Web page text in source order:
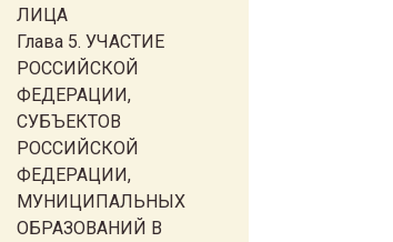
ЛИЦА
Глава 5. УЧАСТИЕ
РОССИЙСКОЙ
ФЕДЕРАЦИИ,
СУБЪЕКТОВ
РОССИЙСКОЙ
ФЕДЕРАЦИИ,
МУНИЦИПАЛЬНЫХ
ОБРАЗОВАНИЙ В